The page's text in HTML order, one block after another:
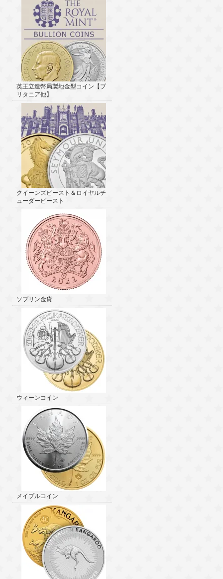
英王立造幣局製地金型コイン【ブ
リタニア他】
クイーンズビースト＆ロイヤルチ
ューダービースト
ソブリン金貨
ウィーンコイン
メイプルコイン